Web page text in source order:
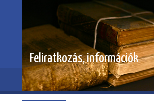
Feliratkozás, információk